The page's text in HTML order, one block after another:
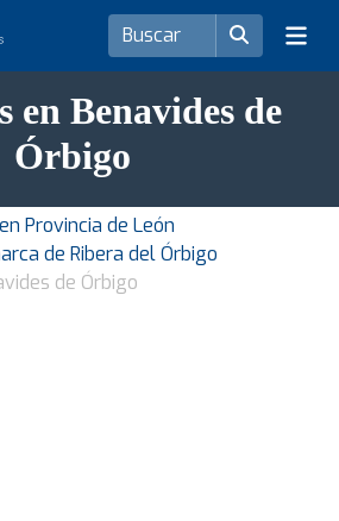
en Benavides de
Órbigo
Provincia de León
de Ribera del Órbigo
de Órbigo